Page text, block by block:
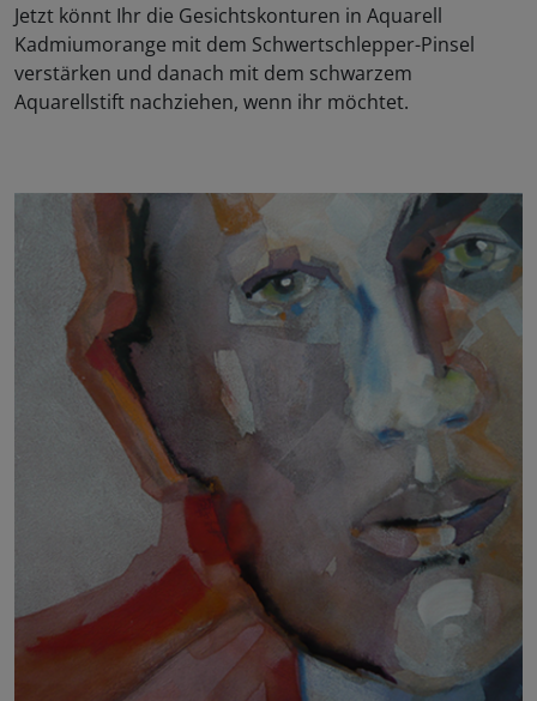
Jetzt könnt Ihr die Gesichtskonturen in Aquarell
Kadmiumorange mit dem Schwertschlepper-Pinsel
verstärken und danach mit dem schwarzem
Aquarellstift nachziehen, wenn ihr möchtet.